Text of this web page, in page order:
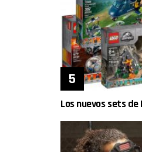
Los nuevos sets